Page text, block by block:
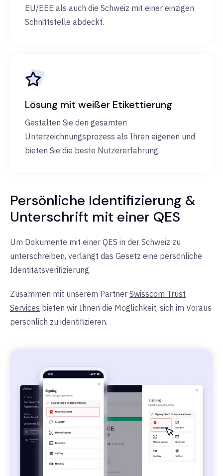
EU/EEE als auch die Schweiz mit einer einzigen
Schnittstelle abdeckt.
Lösung mit weißer Etikettierung
Gestalten Sie den gesamten
Unterzeichnungsprozess als Ihren eigenen und
bieten Sie die beste Nutzererfahrung.
Persönliche Identifizierung &
Unterschrift mit einer QES
Um Dokumente mit einer QES in der Schweiz zu
unterschreiben, verlangt das Gesetz eine persönliche
Identitätsverifizierung.
Zusammen mit unserem Partner Swisscom Trust
Services bieten wir Ihnen die Möglichkeit, sich im Voraus
persönlich zu identifizieren.